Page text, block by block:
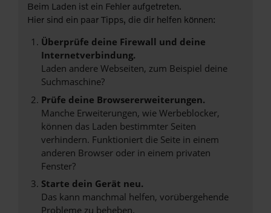
Beim Laden ist ein Fehler aufgetreten.
Hier sind ein paar Tipps, die dir helfen können:
Überprüfe deine Firewall und deine
Internetverbindung.
Laden andere Webseiten, zum Beispiel deine
Suchmaschine?
Prüfe deine Browsererweiterungen.
Manche Erweiterungen, wie Werbeblocker,
können das Laden bestimmter Seiten
verhindern. Funktioniert die Seite in einem
anderen Browser oder in einem privaten
Fenster?
Starte dein Gerät neu.
Das kann manchmal helfen, vorübergehende
Probleme zu beheben.